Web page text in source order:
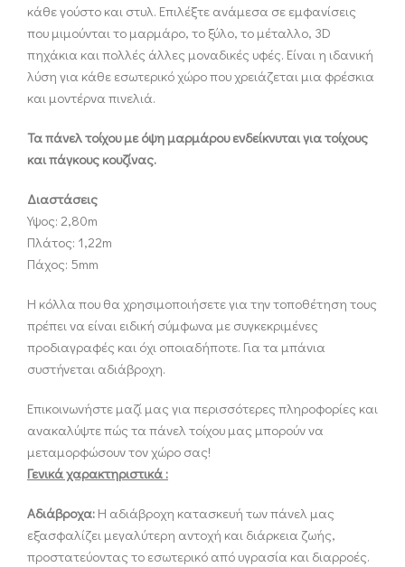
κάθε γούστο και στυλ. Επιλέξτε ανάμεσα σε εμφανίσεις
που μιμούνται το μαρμάρο, το ξύλο, το μέταλλο, 3D
πηχάκια και πολλές άλλες μοναδικές υφές. Είναι η ιδανική
λύση για κάθε εσωτερικό χώρο που χρειάζεται μια φρέσκια
και μοντέρνα πινελιά.
Τα πάνελ τοίχου με όψη μαρμάρου ενδείκνυται για τοίχους
και πάγκους κουζίνας.
Διαστάσεις
Υψος: 2,80m
Πλάτος: 1,22m
Πάχος: 5mm
Η κόλλα που θα χρησιμοποιήσετε για την τοποθέτηση τους
πρέπει να είναι ειδική σύμφωνα με συγκεκριμένες
προδιαγραφές και όχι οποιαδήποτε. Για τα μπάνια
συστήνεται αδιάβροχη.
Επικοινωνήστε μαζί μας για περισσότερες πληροφορίες και
ανακαλύψτε πώς τα πάνελ τοίχου μας μπορούν να
μεταμορφώσουν τον χώρο σας!
Γενικά χαρακτηριστικά :
Αδιάβροχα: Η αδιάβροχη κατασκευή των πάνελ μας
εξασφαλίζει μεγαλύτερη αντοχή και διάρκεια ζωής,
προστατεύοντας το εσωτερικό από υγρασία και διαρροές.